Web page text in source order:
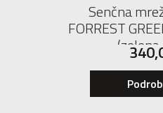
Senčna
FORREST